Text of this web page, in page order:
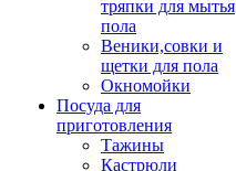
тряпки для мытья
пола
Веники,совки и
щетки для пола
Окномойки
Посуда для
приготовления
Тажины
Кастрюли